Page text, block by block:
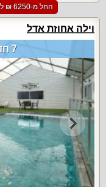
החל מ-‏6250 ₪ ללילה למזמינים 3 לילות בסופ"ש הקרוב
וילה אחוזת אדל
7 חדרי שינה מפוארים